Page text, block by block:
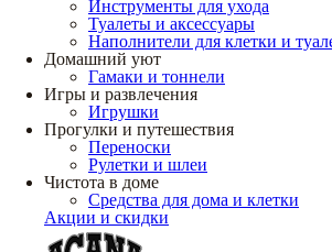
Инструменты для ухода
Туалеты и аксессуары
Наполнители для клетки и
Домашний уют
Гамаки и тоннели
Игры и развлечения
Игрушки
Прогулки и путешествия
Переноски
Рулетки и шлеи
Чистота в доме
Средства для дома и клетки
Акции и скидки